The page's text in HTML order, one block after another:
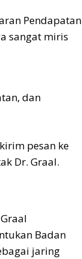
Pendapatan
sangat miris
dan
pesan ke
Dr. Graal.
Badan
jaring